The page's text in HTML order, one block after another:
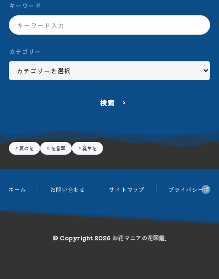
キーワード
カテゴリー
検索
夏の花 花言葉 誕生花
ホーム お問い合わせ サイトマップ プライバシーポリ
© Copyright 2026 お花マニアの花図鑑.